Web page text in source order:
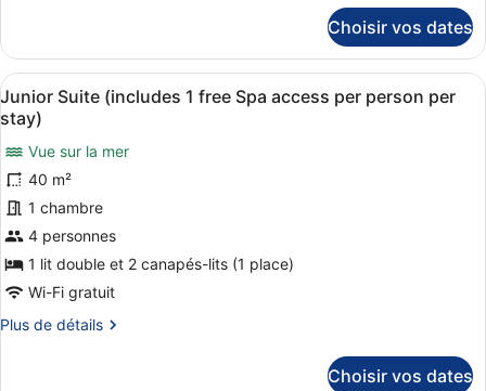
(includes
free
Spa
access
per
person
per
stay)
le
type
de
chambre
Classic
Double
Room,
Sea
View
(includes
1
free
Spa
per
Choisir vos dates
Afficher
toutes
les
photos
pour
ce
type
de
chambre :
Suite
Une chambre d’hôtel avec un
5
Junior Suite (includes 1 free Spa access per person per
stay)
Vue sur la mer
40 m²
1 chambre
4 personnes
1 lit double et 2 canapés-lits (1 place)
Wi-Fi gratuit
Plus de détails
Plus
Choisir vos dates